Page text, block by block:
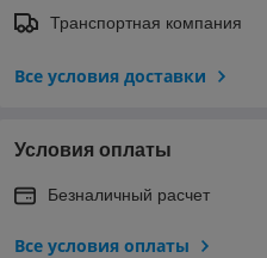
Транспортная компания
Все условия доставки
Условия оплаты
Безналичный расчет
Все условия оплаты